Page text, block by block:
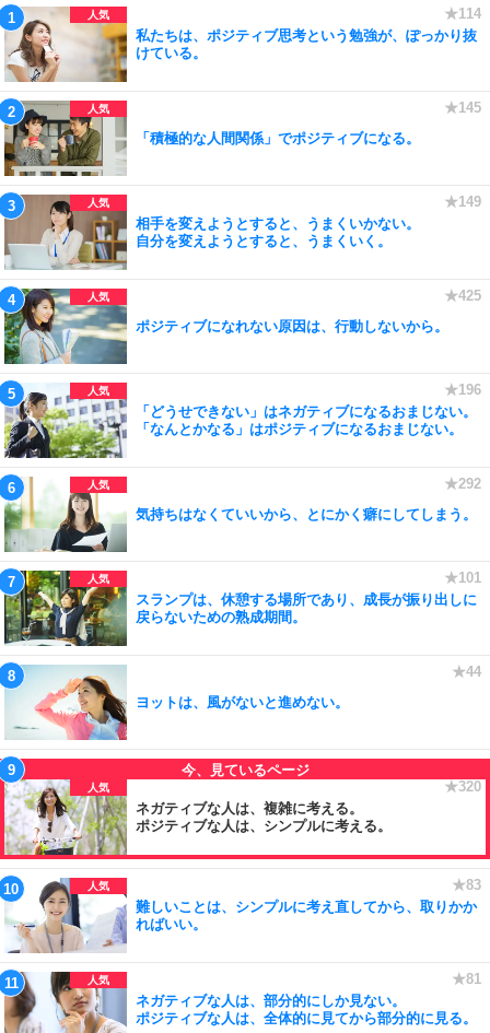
私たちは、ポジティブ思考という勉強が、ぽっかり抜
けている。
「積極的な人間関係」でポジティブになる。
相手を変えようとすると、うまくいかない。
自分を変えようとすると、うまくいく。
ポジティブになれない原因は、行動しないから。
「どうせできない」はネガティブになるおまじない。
「なんとかなる」はポジティブになるおまじない。
気持ちはなくていいから、とにかく癖にしてしまう。
スランプは、休憩する場所であり、成長が振り出しに
戻らないための熟成期間。
ヨットは、風がないと進めない。
ネガティブな人は、複雑に考える。
ポジティブな人は、シンプルに考える。
難しいことは、シンプルに考え直してから、取りかか
ればいい。
ネガティブな人は、部分的にしか見ない。
ポジティブな人は、全体的に見てから部分的に見る。